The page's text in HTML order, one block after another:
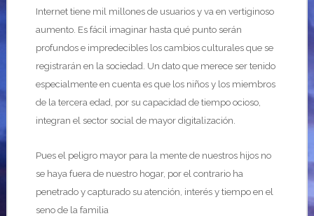
Internet tiene mil millones de usuarios y va en vertiginoso
aumento. Es fácil imaginar hasta qué punto serán
profundos e impredecibles los cambios culturales que se
registrarán en la sociedad. Un dato que merece ser tenido
especialmente en cuenta es que los niños y los miembros
de la tercera edad, por su capacidad de tiempo ocioso,
integran el sector social de mayor digitalización.
Pues el peligro mayor para la mente de nuestros hijos no
se haya fuera de nuestro hogar, por el contrario ha
penetrado y capturado su atención, interés y tiempo en el
seno de la familia